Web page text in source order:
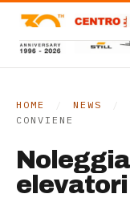
Carrelli Frontali
Transpallet
HOME NEWS
CONVIENE